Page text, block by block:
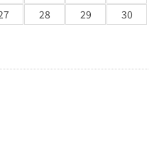
28 29
30